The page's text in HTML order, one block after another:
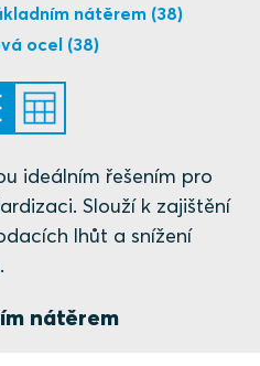
nátěrem (38)
ocel (38)
ideálním řešením pro
Slouží k zajištění
lhůt a snížení
nátěrem